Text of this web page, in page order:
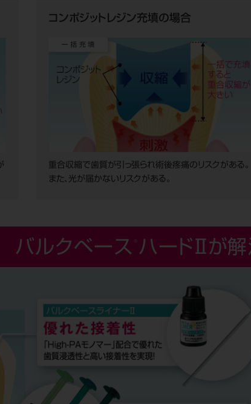
コンポジットレジン充填の場合
重合収縮で歯質が引っ張られ術後疼痛のリスクがある。
また、光が届かないリスクがある。
バルクベース ハードⅡが解